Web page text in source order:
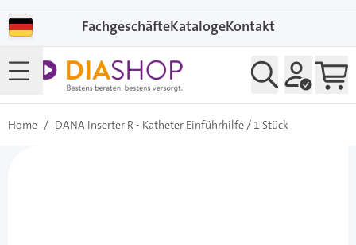
FachgeschäfteKatalogeKontakt
Home / DANA Inserter R - Katheter Einführhilfe / 1 Stück